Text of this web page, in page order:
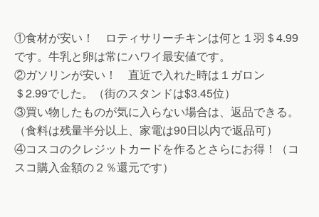
①食材が安い！ ロティサリーチキンは何と１羽＄4.99
です。牛乳と卵は常にハワイ最安値です。
②ガソリンが安い！ 直近で入れた時は１ガロン
＄2.99でした。（街のスタンドは$3.45位）
③買い物したものが気に入らない場合は、返品できる。
（食料は残量半分以上、家電は90日以内で返品可）
④コスコのクレジットカードを作るとさらにお得！（コ
スコ購入金額の２％還元です）